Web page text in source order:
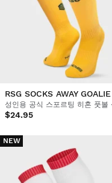
RSG SOCKS AWAY
성인용 공식 스포르팅 히혼 풋볼
$24.95
NEW